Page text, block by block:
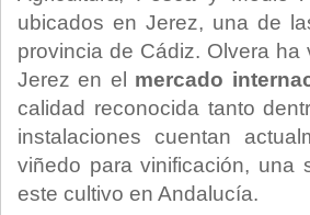
ubicados en Jerez, una de
provincia de Cádiz. Olvera
Jerez en el mercado
calidad reconocida tanto
instalaciones cuentan
viñedo para vinificación, una
este cultivo en Andalucía.